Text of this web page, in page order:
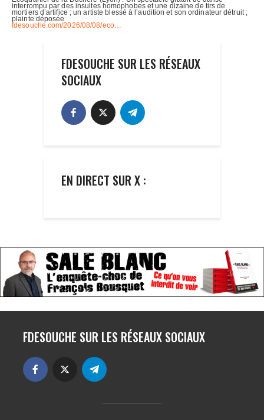
FDESOUCHE SUR LES RÉSEAUX
SOCIAUX
EN DIRECT SUR X :
FDESOUCHE SUR LES RÉSEAUX SOCIAUX